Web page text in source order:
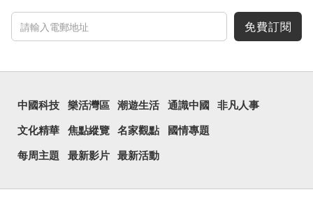
免費訂閱
中國科技 樂活灣區 潮遊生活 通識中國 非凡人事
文化精華 焦點縱覽 名家觀點 國情專題
每周主題 最新影片 最新活動